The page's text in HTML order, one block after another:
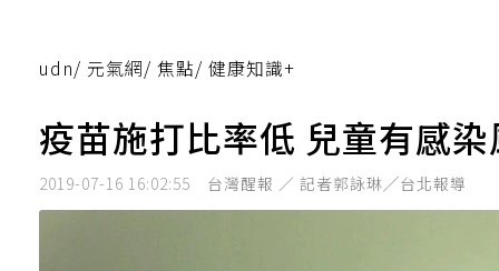
udn/ 元氣網/ 焦點/ 健康知識+
疫苗施打比率低 兒童有感
2019-07-16 16:02:55 台灣醒報 ／ 記者郭詠琳╱台北報導